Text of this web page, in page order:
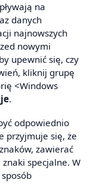
na
danych
najnowszych
nowymi
upewnić się, czy
kliknij grupę
<Windows
.
odpowiednio
przyjmuje się, że
zawierać
specjalne. W